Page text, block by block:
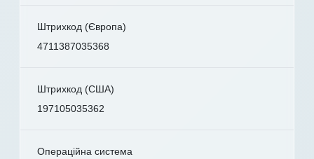
Штрихкод (Європа)
4711387035368
Штрихкод (США)
197105035362
Операційна система